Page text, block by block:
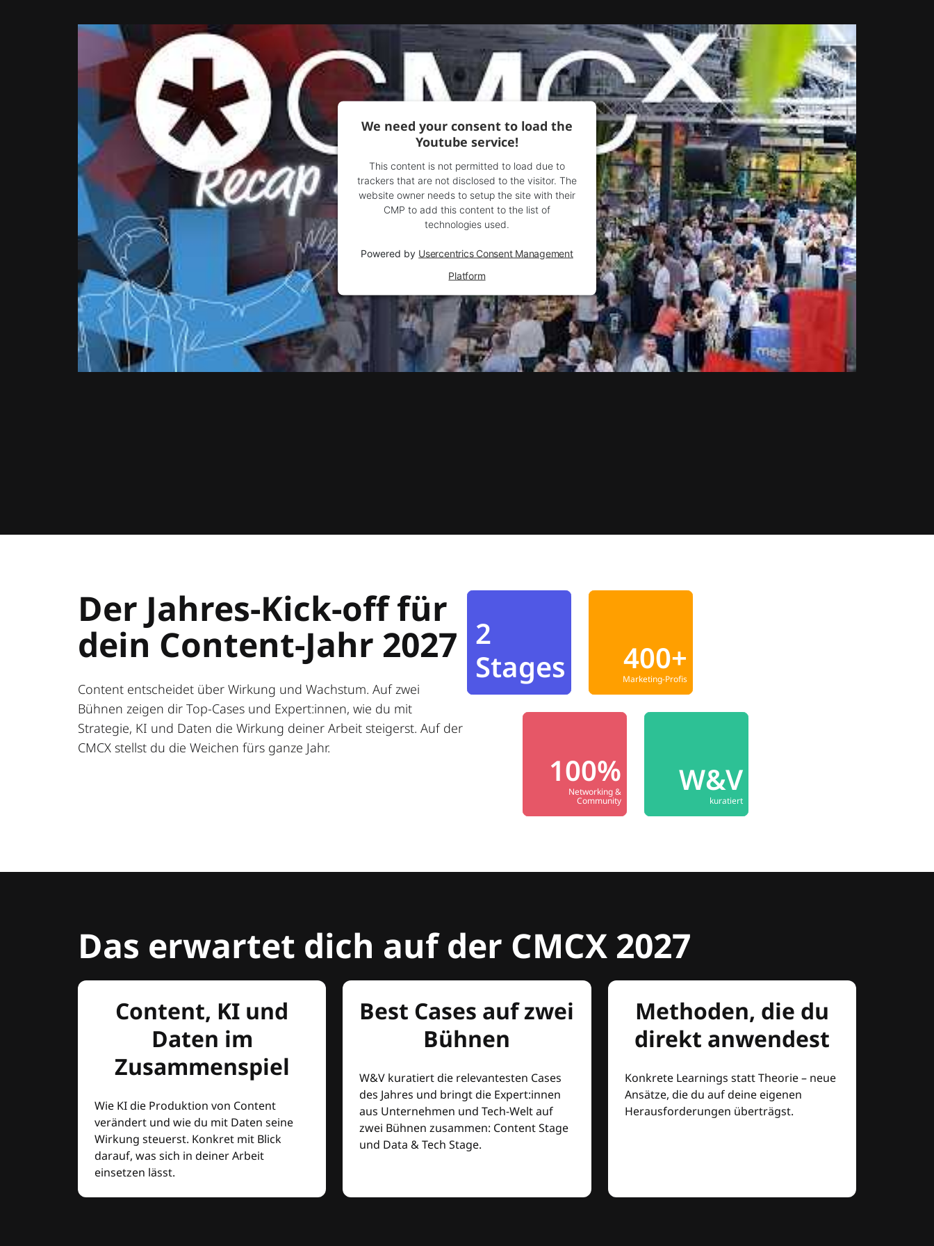
We need your consent to load the
Youtube service!
This content is not permitted to load due to
trackers that are not disclosed to the visitor. The
website owner needs to setup the site with their
CMP to add this content to the list of
technologies used.
Powered by Usercentrics Consent Management
Platform
Der Jahres-Kick-off für
dein Content-Jahr 2027
Content entscheidet über Wirkung und Wachstum. Auf zwei
Bühnen zeigen dir Top-Cases und Expert:innen, wie du mit
Strategie, KI und Daten die Wirkung deiner Arbeit steigerst. Auf der
CMCX stellst du die Weichen fürs ganze Jahr.
2
Stages
400+
Marketing-Profis
100%
Networking &
Community
W&V
kuratiert
Das erwartet dich auf der CMCX 2027
Content, KI und
Daten im
Zusammenspiel
Wie KI die Produktion von Content
verändert und wie du mit Daten seine
Wirkung steuerst. Konkret mit Blick
darauf, was sich in deiner Arbeit
einsetzen lässt.
Best Cases auf zwei
Bühnen
W&V kuratiert die relevantesten Cases
des Jahres und bringt die Expert:innen
aus Unternehmen und Tech-Welt auf
zwei Bühnen zusammen: Content Stage
und Data & Tech Stage.
Methoden, die du
direkt anwendest
Konkrete Learnings statt Theorie – neue
Ansätze, die du auf deine eigenen
Herausforderungen überträgst.